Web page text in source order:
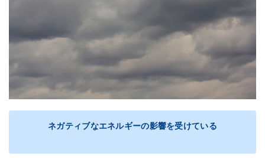
ネガティブなエネルギーの影響を受けている